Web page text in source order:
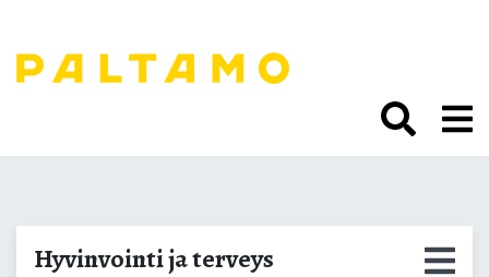
Vinkkejä hyvinvointiin
Hyvinvointi ja terveys